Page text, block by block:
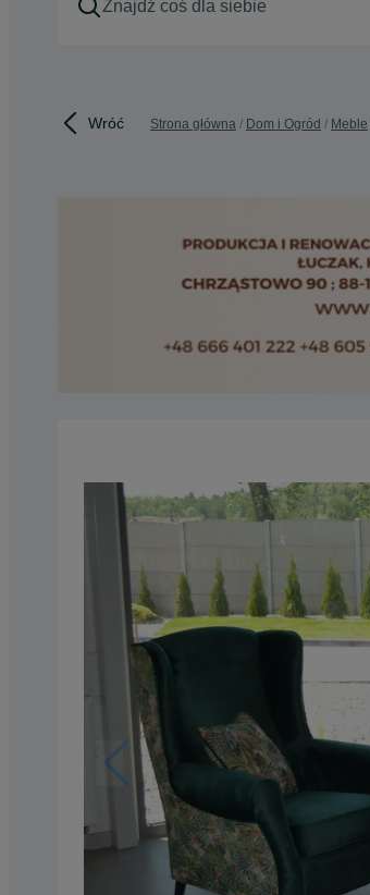
Wróć Strona główna Dom i Ogród Meble